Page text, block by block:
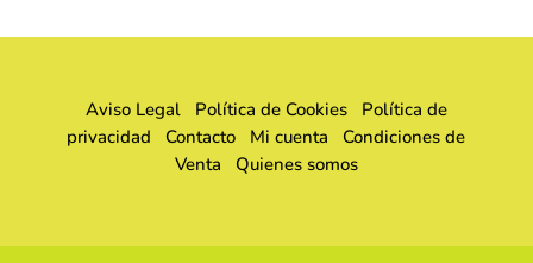
Aviso Legal Política de Cookies
Política de
privacidad
Contacto Mi cuenta
Condiciones de
Venta Quienes somos